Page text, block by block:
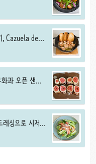
, Cazuela de
과 오픈 샌드위
싱으로 시저샐